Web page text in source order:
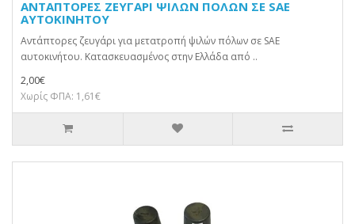
ΑΝΤΑΠΤΟΡΕΣ ΖΕΥΓΑΡΙ ΨΙΛΩΝ ΠΟΛΩΝ ΣΕ SAE
ΑΥΤΟΚΙΝΗΤΟΥ
Αντάπτορες ζευγάρι για μετατροπή ψιλών πόλων σε SAE
αυτοκινήτου. Κατασκευασμένος στην Ελλάδα από ..
2,00€
Χωρίς ΦΠΑ: 1,61€